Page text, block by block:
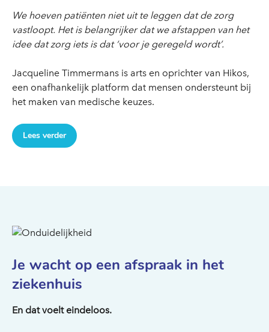
We hoeven patiënten niet uit te leggen dat de zorg
vastloopt. Het is belangrijker dat we afstappen van het
idee dat zorg iets is dat ‘voor je geregeld wordt’.
Jacqueline Timmermans is arts en oprichter van Hikos,
een onafhankelijk platform dat mensen ondersteunt bij
het maken van medische keuzes.
Lees verder
Je wacht op een afspraak in het
ziekenhuis
En dat voelt eindeloos.